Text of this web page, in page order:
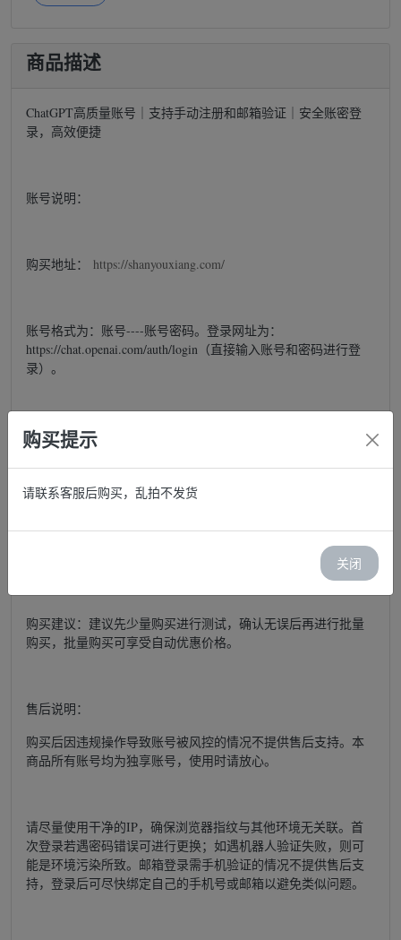
商品描述
ChatGPT高质量账号｜支持手动注册和邮箱验证｜安全账密登
录，高效便捷
账号说明：
购买地址： https://shanyouxiang.com/
账号格式为：账号----账号密码。登录网址为：
https://chat.openai.com/auth/login（直接输入账号和密码进行登
录）。
所有账号均为全新未使用的独享账号，无需更改密码，所有账
号均可正常登录，库存每日更新，欢迎放心购买。如登录时提
示验证机器人，请直接点击确认。如果无法完成验证，请更换
优质的网络环境（IP）。
登录说明：请避免在同一IP地址上频繁登录多个账号。
购买建议：建议先少量购买进行测试，确认无误后再进行批量
购买，批量购买可享受自动优惠价格。
售后说明：
购买后因违规操作导致账号被风控的情况不提供售后支持。本
商品所有账号均为独享账号，使用时请放心。
请尽量使用干净的IP，确保浏览器指纹与其他环境无关联。首
次登录若遇密码错误可进行更换；如遇机器人验证失败，则可
能是环境污染所致。邮箱登录需手机验证的情况不提供售后支
持，登录后可尽快绑定自己的手机号或邮箱以避免类似问题。
购买提示
请联系客服后购买，乱拍不发货
关闭